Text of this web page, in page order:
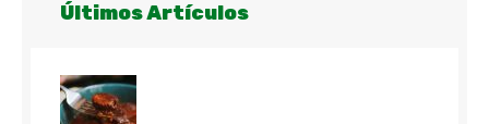
Últimos Artículos